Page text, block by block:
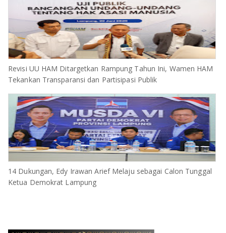
Revisi UU HAM Ditargetkan Rampung Tahun Ini, Wamen HAM
Tekankan Transparansi dan Partisipasi Publik
14 Dukungan, Edy Irawan Arief Melaju sebagai Calon Tunggal
Ketua Demokrat Lampung